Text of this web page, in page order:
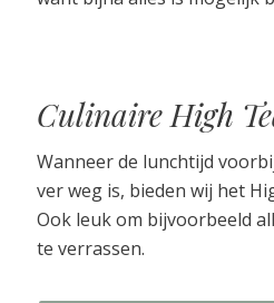
Culinaire High
Wanneer de lunchtijd
ver weg is, bieden wij het
Ook leuk om bijvoorbeeld
te verrassen.